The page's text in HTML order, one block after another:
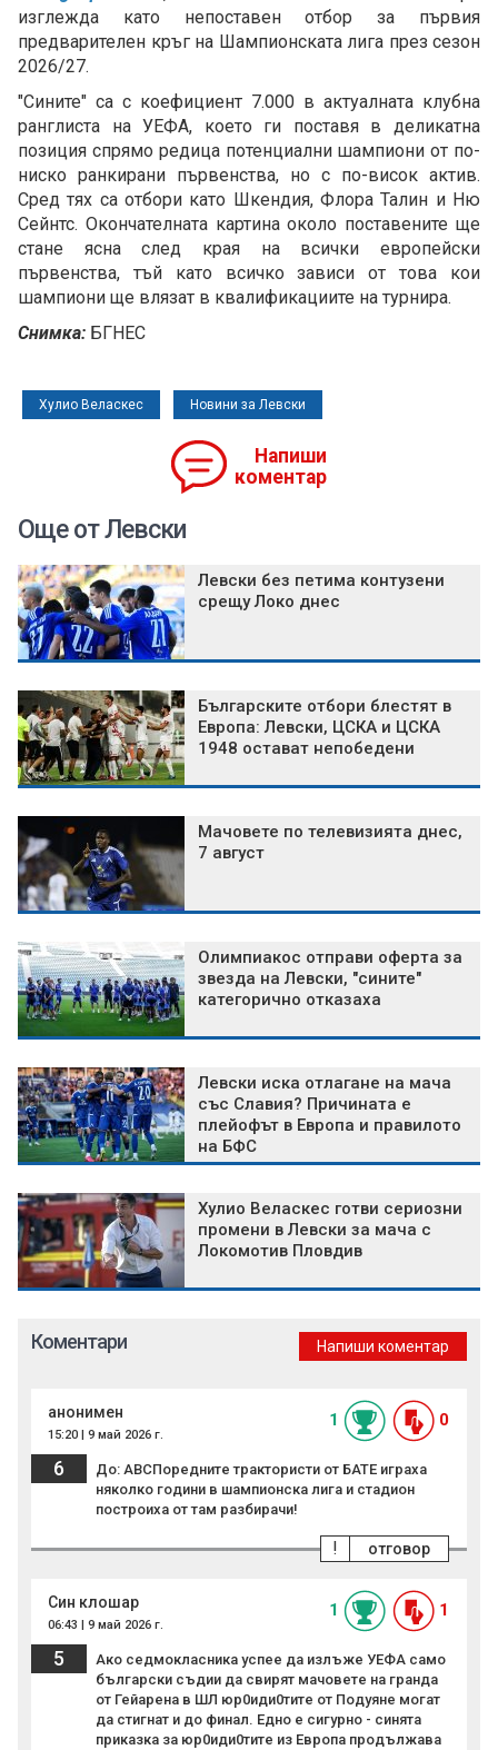
изглежда като непоставен отбор за първия
предварителен кръг на Шампионската лига през сезон
2026/27.
"Сините" са с коефициент 7.000 в актуалната клубна
ранглиста на УЕФА, което ги поставя в деликатна
позиция спрямо редица потенциални шампиони от по-
ниско ранкирани първенства, но с по-висок актив.
Сред тях са отбори като Шкендия, Флора Талин и Ню
Сейнтс. Окончателната картина около поставените ще
стане ясна след края на всички европейски
първенства, тъй като всичко зависи от това кои
шампиони ще влязат в квалификациите на турнира.
Снимка: БГНЕС
Хулио Веласкес Новини за Левски
Напиши
коментар
Още от Левски
Левски без петима контузени
срещу Локо днес
Българските отбори блестят в
Европа: Левски, ЦСКА и ЦСКА
1948 остават непобедени
Мачовете по телевизията днес,
7 август
Олимпиакос отправи оферта за
звезда на Левски, "сините"
категорично отказаха
Левски иска отлагане на мача
със Славия? Причината е
плейофът в Европа и правилото
на БФС
Хулио Веласкес готви сериозни
промени в Левски за мача с
Локомотив Пловдив
Коментари Напиши коментар
анонимен
15:20 | 9 май 2026 г.
1 0
6
До: ABCПоредните трактористи от БАТЕ играха
няколко години в шампионска лига и стадион
построиха от там разбирачи!
отговор
!
Син клошар
06:43 | 9 май 2026 г.
1 1
5
Ако седмокласника успее да излъже УЕФА само
български съдии да свирят мачовете на гранда
от Гейарена в ШЛ юр0иди0тите от Подуяне могат
да стигнат и до финал. Едно е сигурно - синята
приказка за юр0иди0тите из Европа продължава